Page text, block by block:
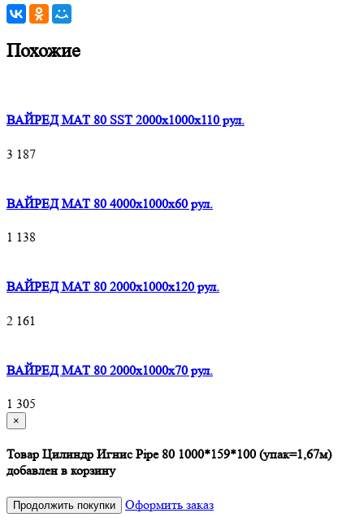
Похожие
ВАЙРЕД МАТ 80 SST 2000x1000x110 рул.
3 187
ВАЙРЕД МАТ 80 4000x1000x60 рул.
1 138
ВАЙРЕД МАТ 80 2000x1000x120 рул.
2 161
ВАЙРЕД МАТ 80 2000x1000x70 рул.
1 305
×
Товар Цилиндр Игнис Pipe 80 1000*159*100 (упак=1,67м)
добавлен в корзину
Продолжить покупки
Оформить заказ